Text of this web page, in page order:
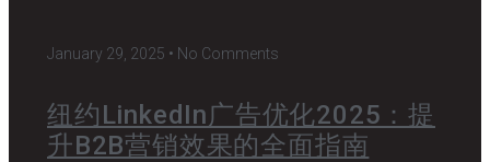
January 29, 2025 No Comments
纽约LinkedIn广告优化2025：提
升B2B营销效果的全面指南